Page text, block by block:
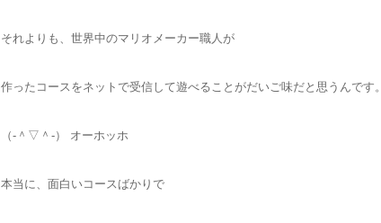
それよりも、世界中のマリオメーカー職人が
作ったコースをネットで受信して遊べることがだいご味だと思うんです。
（‐＾▽＾‐） オーホッホ
本当に、面白いコースばかりで